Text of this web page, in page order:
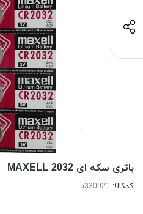
باتری سکه ای 2032 MAXELL
کدکالا: